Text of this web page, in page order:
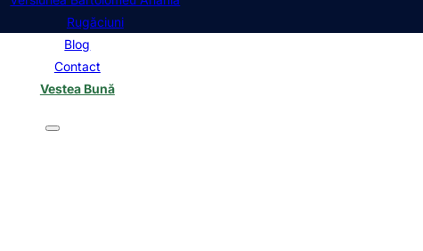
Rugăciuni
Blog
Contact
Vestea Bună